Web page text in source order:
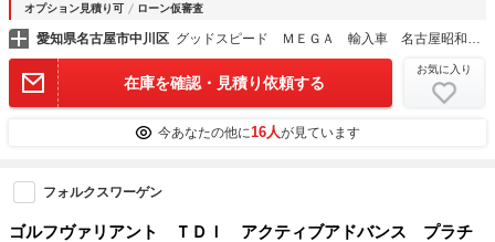
オプション見積り可
ローン仮審査
愛知県名古屋市中川区
在庫を確認・見積り依頼する
お気に入り
今あなたの他に16人が見ています
フォルクスワーゲン
ゴルフヴァリアント ＴＤＩ アクティブアドバンス プラチ